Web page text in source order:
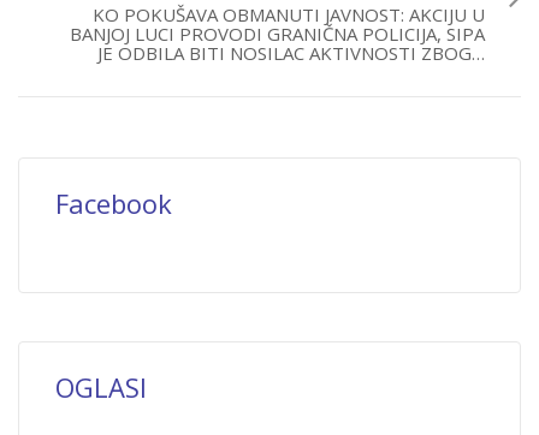
KO POKUŠAVA OBMANUTI JAVNOST: AKCIJU U
BANJOJ LUCI PROVODI GRANIČNA POLICIJA, SIPA
JE ODBILA BITI NOSILAC AKTIVNOSTI ZBOG…
Facebook
OGLASI